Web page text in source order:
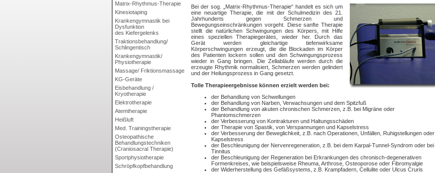
Matrix-Rhythmus-Therapie
Kinesiotaping
Krankengymnastik bei
Dysfunktion
des Kiefergelenks
Traktionsbehandlung/
Schlingentisch
Krankengymnastik/
Physiotherapie
Massage/ Friktionsmassage
KG-Geräte
Eisbehandlung /
Kryotherapie
Elektrotherapie
Atemtherapie
Heißluft
Med. Trainingstherapie
Osteopathische
Behandlungstechniken
(Craniosacral Therapie)
Sportphysiotherapie
Schröpfkopfbehandlung
Bei der sog. „Matrix-Rhythmus-Therapie“ handelt es sich um
eine neuartige Therapie, die mit der Schulmedizin des 21.
Jahrhunderts gegen Schmerzen und
Bewegungseinschränkungen vorgeht. Diese sanfte Therapie
stellt die natürlichen Schwingungen des Körpers, mit Hilfe
eines speziellen Therapiegerätes, wieder her. Durch das
Gerät werden gleichartige tiefenwirksame
Körperschwingungen erzeugt, die die Blockaden im Körper
des Patienten lockern sollen und den Schwingungsprozess
wieder in Gang bringen. Die Zellabläufe werden durch die
erzeugte Rhythmik normalisiert, Schmerzen werden gelindert
und der Heilungsprozess in Gang gesetzt.
Tolle Therapieergebnisse können erzielt werden bei:
der Behandlung von Schwellungen
der Behandlung von Narben, Verwachsungen und dem Spitzfuß
der Behandlung von akuten chronischen Schmerzen, z.B. bei Migräne oder
Phantomschmerzen
der Verbesserung von Kontrakturen und Haltungsschäden
der Therapie von Spastik, von Verspannungen und Kapselstress
der Verbesserung der Beweglichkeit, z.B. nach Operationen, Unfällen, Ruhigstellungen oder
Kapselstress
der Beschleunigung der Nervenregeneration, z.B. bei dem Karpal-Tunnel-Syndrom oder bei
Tinnitus
der Beschleunigung der Regeneration bei Erkrankungen des chronisch-degenerativen
Formenkreises, wie beispielsweise Rheuma, Arthrose, Osteoporose oder Fibromyalgie
der Widerherstellung des Gefäßsystems, z.B. Krampfadern, Cellulite oder Ulcus Cruris